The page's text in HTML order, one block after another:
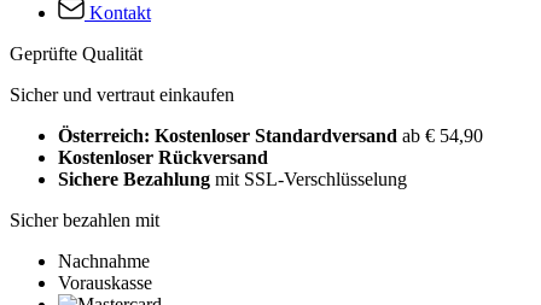
Kontakt
Geprüfte Qualität
Sicher und vertraut einkaufen
Österreich: Kostenloser Standardversand ab € 54,90
Kostenloser Rückversand
Sichere Bezahlung mit SSL-Verschlüsselung
Sicher bezahlen mit
Nachnahme
Vorauskasse